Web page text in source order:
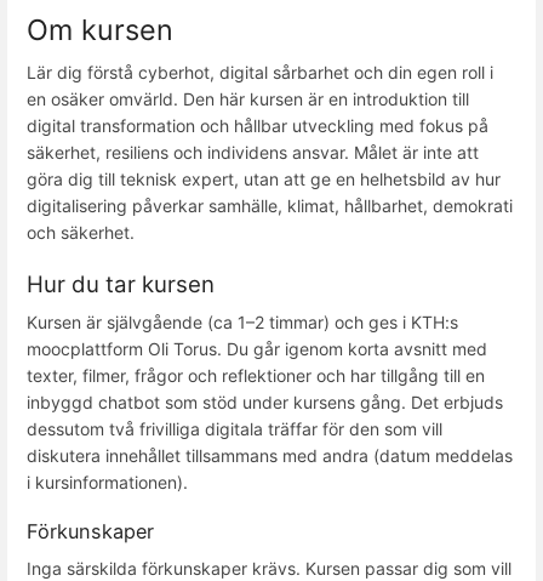
Om kursen
Lär dig förstå cyberhot, digital sårbarhet och din egen roll i
en osäker omvärld. Den här kursen är en introduktion till
digital transformation och hållbar utveckling med fokus på
säkerhet, resiliens och individens ansvar. Målet är inte att
göra dig till teknisk expert, utan att ge en helhetsbild av hur
digitalisering påverkar samhälle, klimat, hållbarhet, demokrati
och säkerhet.
Hur du tar kursen
Kursen är självgående (ca 1–2 timmar) och ges i KTH:s
moocplattform Oli Torus. Du går igenom korta avsnitt med
texter, filmer, frågor och reflektioner och har tillgång till en
inbyggd chatbot som stöd under kursens gång. Det erbjuds
dessutom två frivilliga digitala träffar för den som vill
diskutera innehållet tillsammans med andra (datum meddelas
i kursinformationen).
Förkunskaper
Inga särskilda förkunskaper krävs. Kursen passar dig som vill